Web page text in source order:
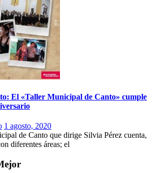
El «Taller Municipal de Canto» cumple
1 agosto, 2020
de Canto que dirige Silvia Pérez cuenta,
diferentes áreas; el